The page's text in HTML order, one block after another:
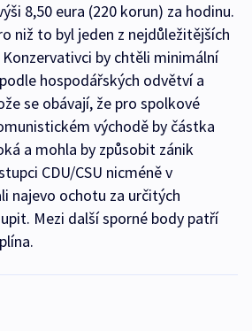
8,50 eura (220 korun) za hodinu.
niž to byl jeden z nejdůležitějších
by chtěli minimální
hospodářských odvětví a
se obávají, že pro spolkové
východě by částka
a mohla by způsobit zánik
CDU/CSU nicméně v
najevo ochotu za určitých
Mezi další sporné body patří